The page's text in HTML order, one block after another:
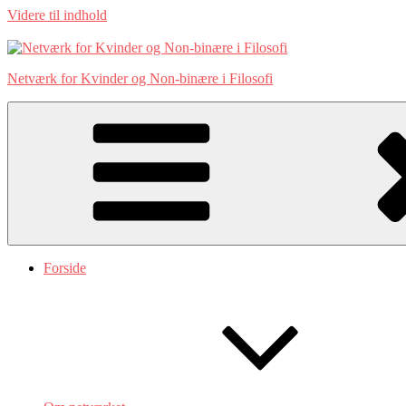
Videre til indhold
Netværk for Kvinder og Non-binære i Filosofi
Forside